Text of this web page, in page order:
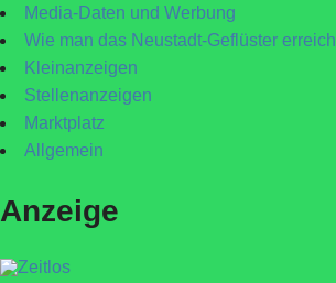
Media-Daten und Werbung
Wie man das Neustadt-Geflüster
Kleinanzeigen
Stellenanzeigen
Marktplatz
Allgemein
Anzeige